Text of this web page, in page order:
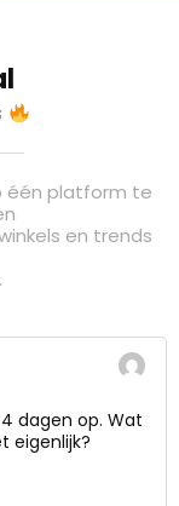
één platform te
en trends
dagen op. Wat
eigenlijk?